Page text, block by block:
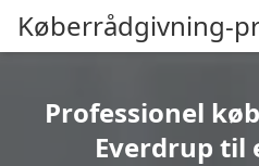
Køberrådgivning-
Professionel
Everdrup til